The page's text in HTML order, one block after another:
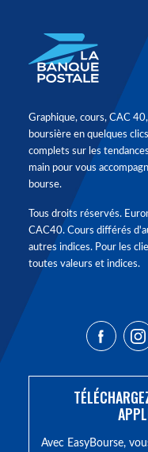
Graphique, cours, CAC
boursière en quelques
complets sur les
main pour vous
bourse.
Tous droits réservés.
CAC40. Cours différés
autres indices. Pour les
toutes valeurs et indices.
Avec EasyBourse,